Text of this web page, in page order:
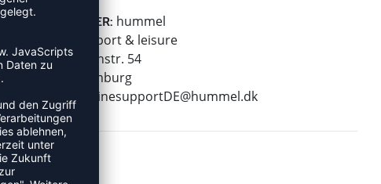
HERSTELLER: hummel
hummel sport & leisure
Leverkusenstr. 54
22761 Hamburg
E-Mail:
onlinesupportDE@hummel.dk